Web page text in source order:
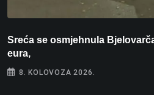
Sreća se osmjehnula
eura,
8. KOLOVOZA 2026.